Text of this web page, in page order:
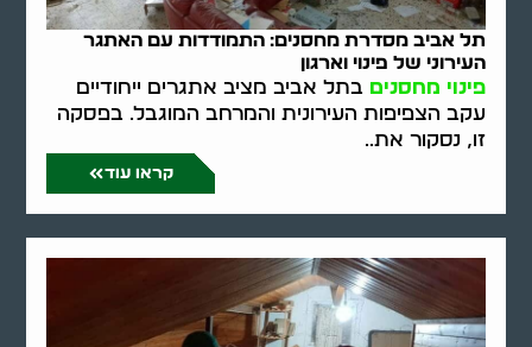
תל אביב מסדרת מחסנים: התמודדות עם האתגר
העירוני של פינוי וארגון
פינוי מחסנים בתל אביב מציב אתגרים ייחודיים
עקב הצפיפות העירונית והמרחב המוגבל. בפסקה
זו, נסקור את..
קראו עוד